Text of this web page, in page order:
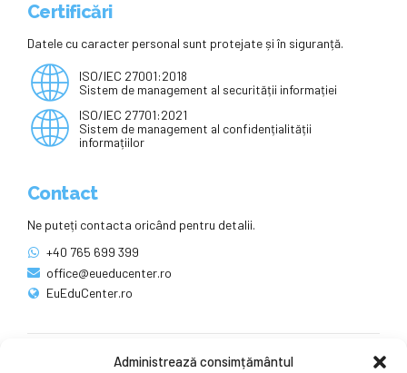
Administrează consimțământul
Certificări
Datele cu caracter personal sunt protejate și în siguranță.
ISO/IEC 27001:2018
Sistem de management al securității informației
ISO/IEC 27701:2021
Sistem de management al confidențialității
informațiilor
Contact
Ne puteți contacta oricând pentru detalii.
+40 765 699 399
office@eueducenter.ro
EuEduCenter.ro